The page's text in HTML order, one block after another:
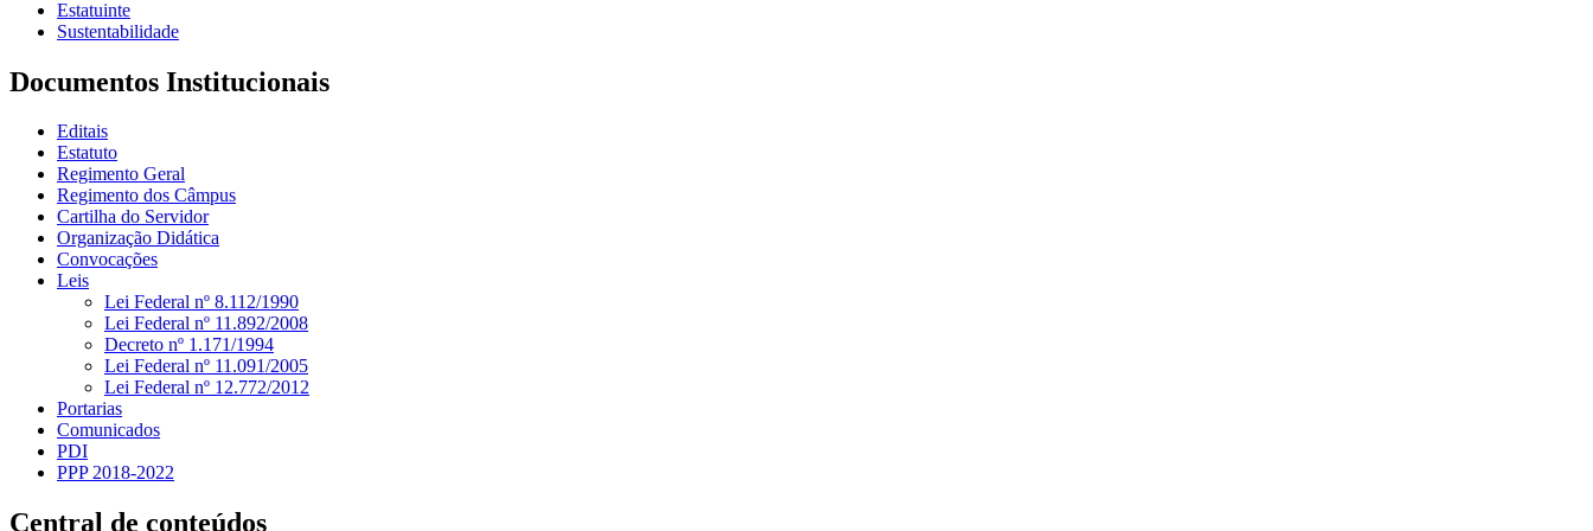
Estatuinte
Sustentabilidade
Documentos Institucionais
Editais
Estatuto
Regimento Geral
Regimento dos Câmpus
Cartilha do Servidor
Organização Didática
Convocações
Leis
Lei Federal nº 8.112/1990
Lei Federal nº 11.892/2008
Decreto nº 1.171/1994
Lei Federal nº 11.091/2005
Lei Federal nº 12.772/2012
Portarias
Comunicados
PDI
PPP 2018-2022
Central de conteúdos